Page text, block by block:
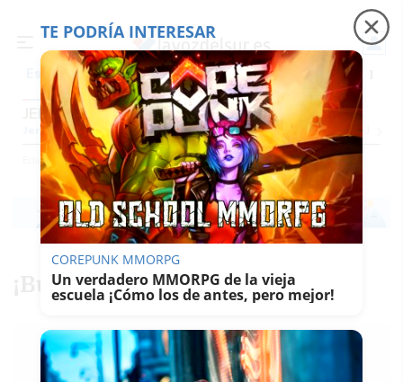
Es noticia Precio luz Ceuta Carreras de caballos
JEREZ
JerezProvincia CádizCádizSevillaMálagaHuelvaGranadaCórdoba
Ediciones Jerez
¡Buenos días!
FRANCISCO
ROMERO
TE PODRÍA INTERESAR
COREPUNK MMORPG
Un verdadero MMORPG de la vieja
escuela ¡Cómo los de antes, pero mejor!